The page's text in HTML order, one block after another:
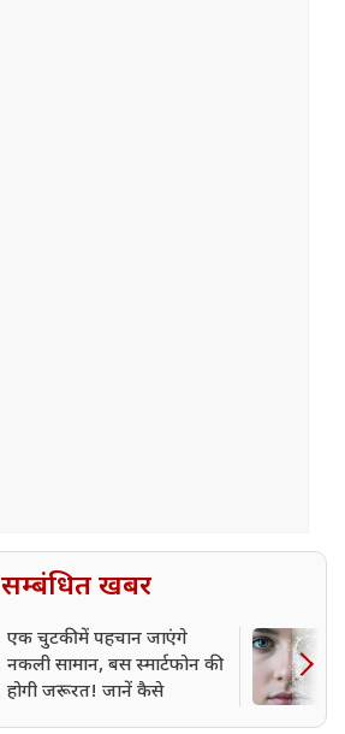
सम्बंधित खबर
एक चुटकी में पहचान जाएंगे
नकली सामान, बस स्मार्टफोन की
होगी जरूरत! जानें कैसे